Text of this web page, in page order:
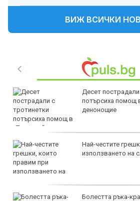
ВИЖ ВСИЧКИ
Десет
потърсиха помощ
денонощие
Най-честите
използването на
Болестта ръка-